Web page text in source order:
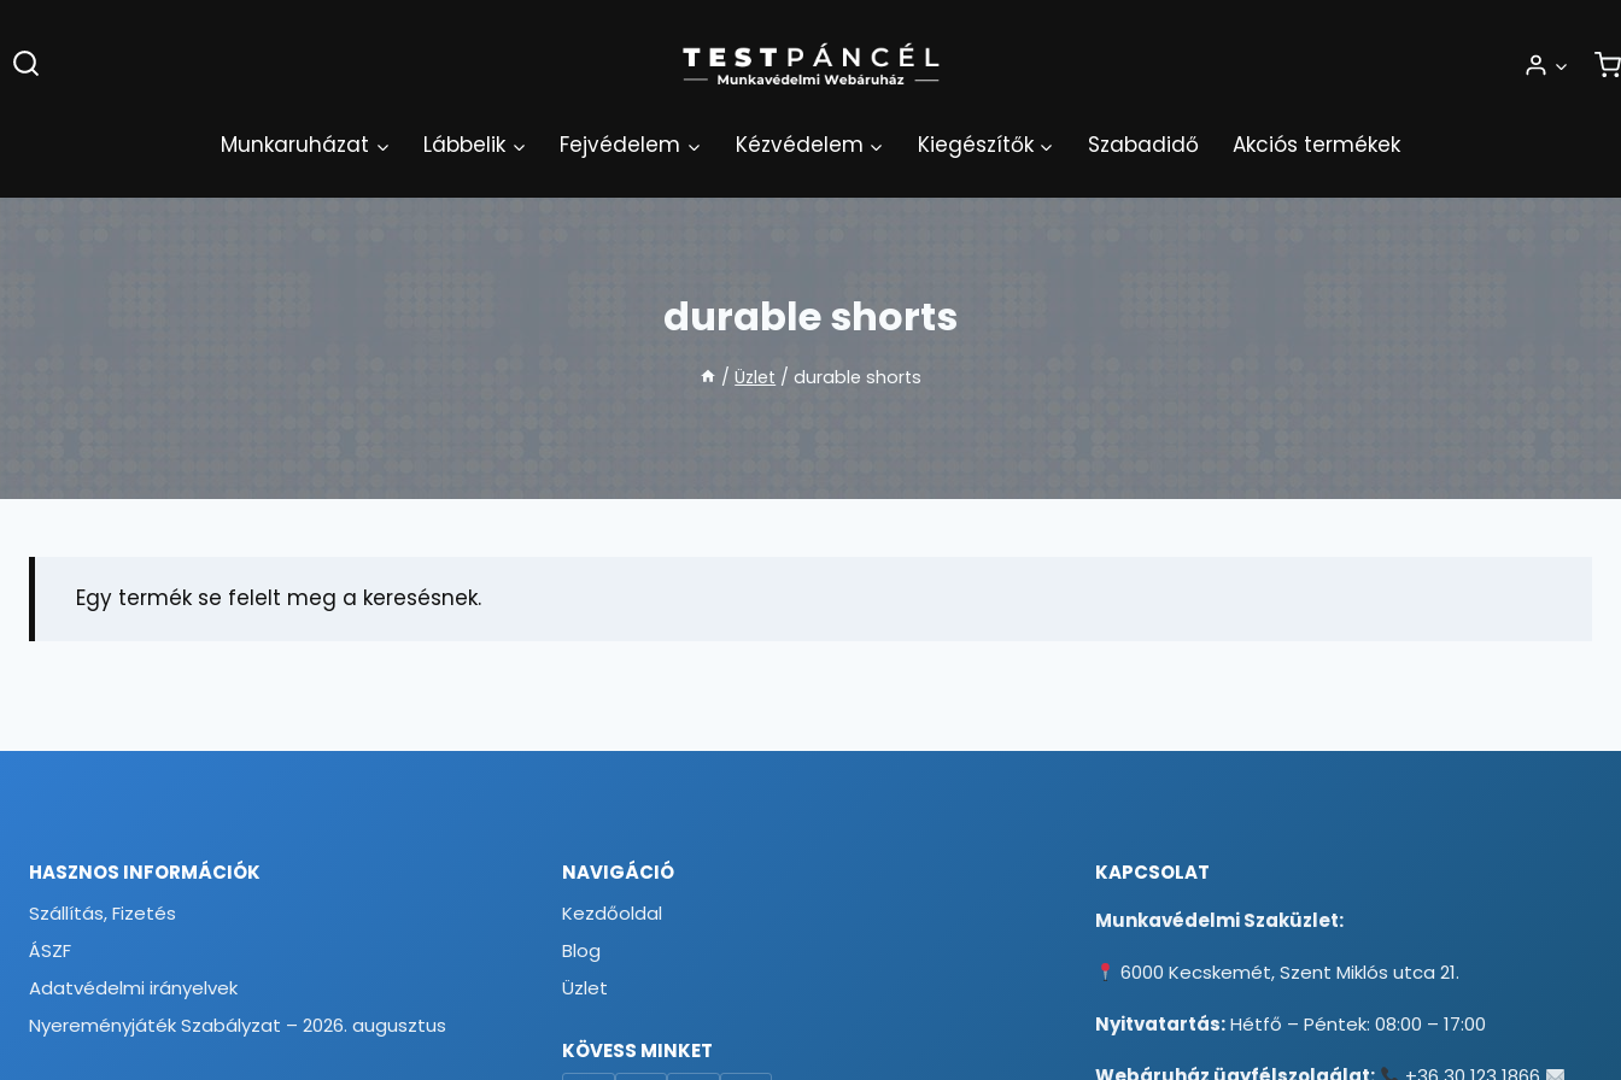
to
content
Munkaruházat Lábbelik Fejvédelem Kézvédelem Kiegészítők Szabadidő Akciós termékek
durable shorts
/ Üzlet / durable shorts
Egy termék se felelt meg a keresésnek.
HASZNOS INFORMÁCIÓK
Szállítás, Fizetés
ÁSZF
Adatvédelmi irányelvek
Nyereményjáték Szabályzat – 2026. augusztus
NAVIGÁCIÓ
Kezdőoldal
Blog
Üzlet
KÖVESS MINKET
KAPCSOLAT
Munkavédelmi Szaküzlet:
6000 Kecskemét, Szent Miklós utca 21.
Nyitvatartás:Hétfő – Péntek: 08:00 – 17:00